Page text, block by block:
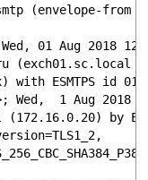
(envelope-from
01 Aug 2018
(exch01.sc.local
with ESMTPS id
Wed,  1 Aug 2018
(172.16.0.20) by